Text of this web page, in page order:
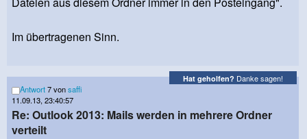
Im übertragenen Sinn.
Hat geholfen? Danke sagen!
Antwort7 vonsaffi
11.09.13, 23:40:57
Re: Outlook 2013: Mails werden in mehrere Ordner
verteilt